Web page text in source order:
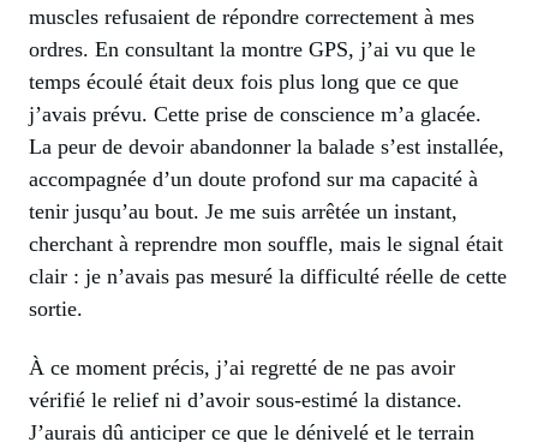
muscles refusaient de répondre correctement à mes
ordres. En consultant la montre GPS, j’ai vu que le
temps écoulé était deux fois plus long que ce que
j’avais prévu. Cette prise de conscience m’a glacée.
La peur de devoir abandonner la balade s’est installée,
accompagnée d’un doute profond sur ma capacité à
tenir jusqu’au bout. Je me suis arrêtée un instant,
cherchant à reprendre mon souffle, mais le signal était
clair : je n’avais pas mesuré la difficulté réelle de cette
sortie.
À ce moment précis, j’ai regretté de ne pas avoir
vérifié le relief ni d’avoir sous-estimé la distance.
J’aurais dû anticiper ce que le dénivelé et le terrain